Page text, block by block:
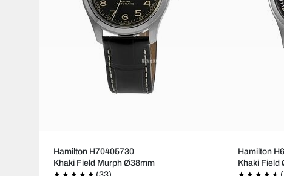
Hamilton H70405730
Khaki Field Murph Ø38mm
Hamilton
Khaki Field